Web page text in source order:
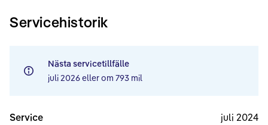
Servicehistorik
Nästa servicetillfälle
juli 2026eller om 793 mil
Service
juli 2024